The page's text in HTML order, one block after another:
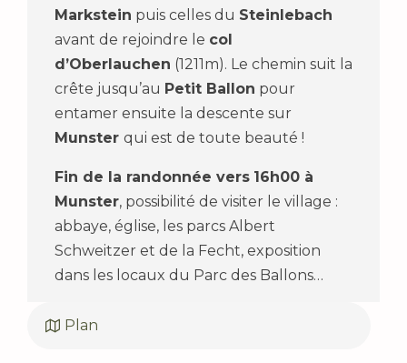
Markstein puis celles du Steinlebach
avant de rejoindre le col
d’Oberlauchen (1211m). Le chemin suit la
crête jusqu’au Petit Ballon pour
entamer ensuite la descente sur
Munster qui est de toute beauté !
Fin de la randonnée vers 16h00 à
Munster, possibilité de visiter le village :
abbaye, église, les parcs Albert
Schweitzer et de la Fecht, exposition
dans les locaux du Parc des Ballons…
Plan